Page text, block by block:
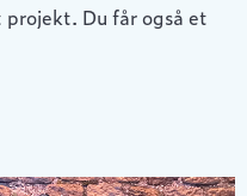
Du får også et